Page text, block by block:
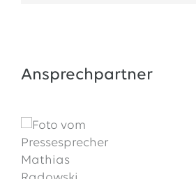
Ansprechpartner